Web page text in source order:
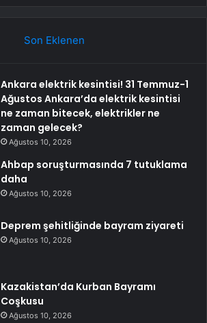
Son Eklenen
Ankara elektrik kesintisi! 31 Temmuz-1
Ağustos Ankara’da elektrik kesintisi
ne zaman bitecek, elektrikler ne
zaman gelecek?
Ağustos 10, 2026
Ahbap soruşturmasında 7 tutuklama
daha
Ağustos 10, 2026
Deprem şehitliğinde bayram ziyareti
Ağustos 10, 2026
Kazakistan’da Kurban Bayramı
Coşkusu
Ağustos 10, 2026